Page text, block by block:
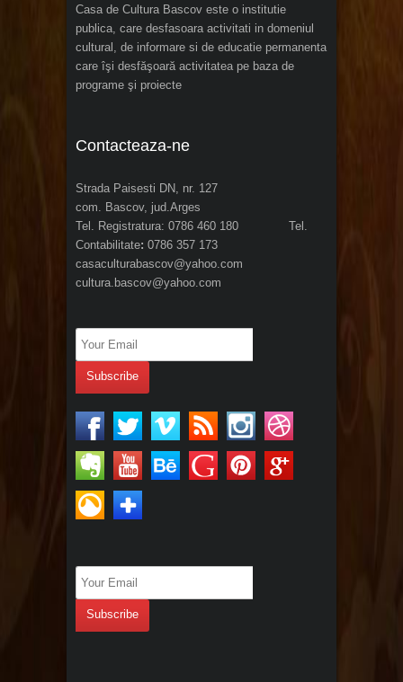
Casa de Cultura Bascov este o institutie
publica, care desfasoara activitati in domeniul
cultural, de informare si de educatie permanenta
care îşi desfăşoară activitatea pe baza de
programe şi proiecte
Contacteaza-ne
Strada Paisesti DN, nr. 127
com. Bascov, jud.Arges
Tel. Registratura: 0786 460 180 Tel.
Contabilitate: 0786 357 173
casaculturabascov@yahoo.com
cultura.bascov@yahoo.com